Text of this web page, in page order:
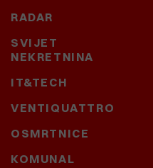
RADAR
SVIJET
NEKRETNINA
IT&TECH
VENTIQUATTRO
OSMRTNICE
KOMUNAL